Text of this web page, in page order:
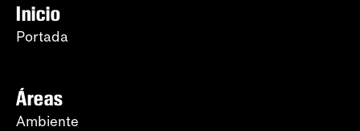
Inicio
Portada
Áreas
Ambiente